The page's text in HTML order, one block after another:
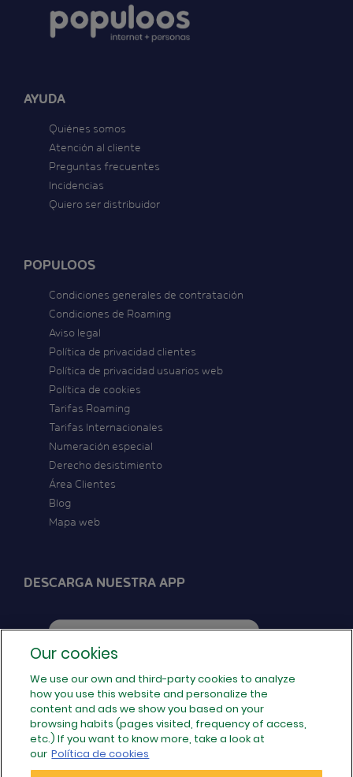
AYUDA
Quiénes somos
Atención al cliente
Preguntas frecuentes
Incidencias
Quiero ser distribuidor
POPULOOS
Condiciones generales de contratación
Condiciones de Roaming
Aviso legal
Política de privacidad clientes
Política de privacidad usuarios web
Política de cookies
Tarifas Roaming
Tarifas Internacionales
Numeración especial
Derecho desistimiento
Área Clientes
Blog
Mapa web
DESCARGA NUESTRA APP
SÍGUENOS EN REDES
Our cookies
We use our own and third-party cookies to analyze
how you use this website and personalize the
content and ads we show you based on your
browsing habits (pages visited, frequency of access,
etc.) If you want to know more, take a look at
our Política de cookies